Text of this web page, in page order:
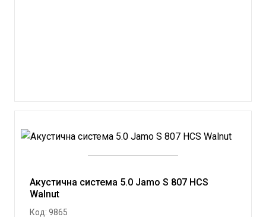
Акустична система 5.0 Jamo S 807 HCS
Walnut
Код: 9865